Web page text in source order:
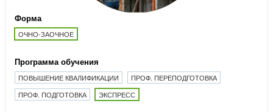
Форма
ОЧНО-ЗАОЧНОЕ
Программа обучения
ПОВЫШЕНИЕ КВАЛИФИКАЦИИ
ПРОФ. ПЕРЕПОДГОТОВКА
ПРОФ. ПОДГОТОВКА
ЭКСПРЕСС